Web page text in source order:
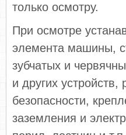
только осмотру.
При осмотре
элемента машины,
зубчатых и
и других устройств,
безопасности,
заземления и